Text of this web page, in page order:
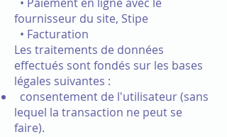
• Paiement en ligne avec le
fournisseur du site, Stipe
• Facturation
Les traitements de données
effectués sont fondés sur les bases
légales suivantes :
consentement de l'utilisateur (sans
lequel la transaction ne peut se
faire).